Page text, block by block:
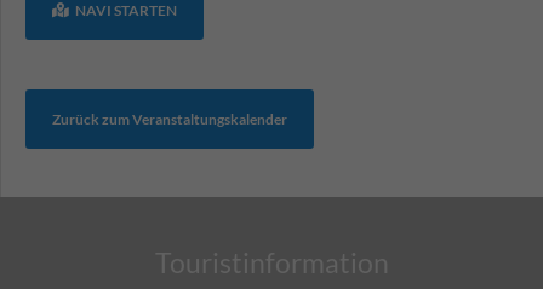
NAVI STARTEN
Zurück zum Veranstaltungskalender
Touristinformation